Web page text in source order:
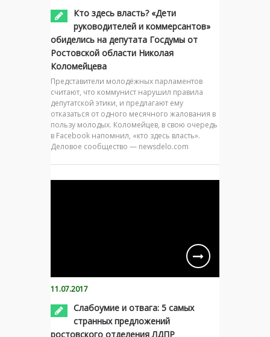
Кто здесь власть? «Дети
руководителей и коммерсантов»
обиделись на депутата Госдумы от
Ростовской области Николая
Коломейцева
Представители молодёжных парламентов
считают, что коммунист нарушил правила
депутатской этики, и предлагают ему
отказаться от одного месячного жалования в
пользу молодых. Коломейцев, в свою очередь
в Facebook напомнил, «кто здесь власть».
Деловое сообщество — newsdelo.com
11.07.2017
Слабоумие и отвага: 5 самых
странных предложений
ростовского отделения ЛДПР